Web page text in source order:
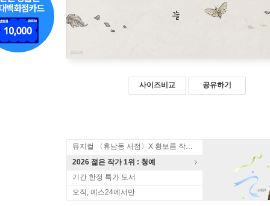
사이즈비교 공유하기
뮤지컬 〈휴남동 서점〉X 황보름 작가 북토크
2026 젊은 작가 1위 : 청예
기간 한정 특가 도서
오직, 예스24에서만